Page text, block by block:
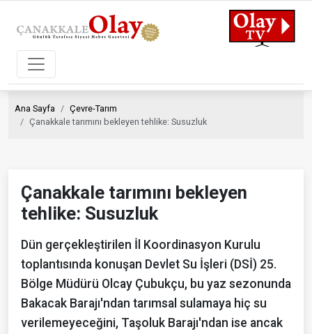
Ana Sayfa
Çevre-Tarım
Çanakkale tarımını bekleyen tehlike: Susuzluk
Çanakkale tarımını bekleyen
tehlike: Susuzluk
Dün gerçekleştirilen İl Koordinasyon Kurulu
toplantısında konuşan Devlet Su İşleri (DSİ) 25.
Bölge Müdürü Olcay Çubukçu, bu yaz sezonunda
Bakacak Barajı'ndan tarımsal sulamaya hiç su
verilemeyeceğini, Taşoluk Barajı'ndan ise ancak